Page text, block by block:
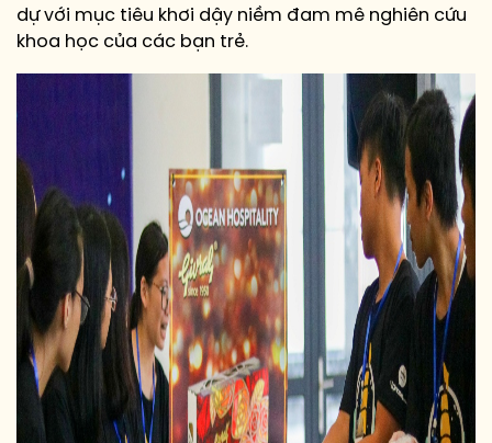
dự với mục tiêu khơi dậy niềm đam mê nghiên cứu
khoa học của các bạn trẻ.